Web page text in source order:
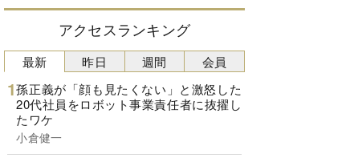
アクセスランキング
最新
孫正義が「顔も見たくない」と激怒した
20代社員をロボット事業責任者に抜擢し
たワケ
小倉健一
昨日 週間 会員